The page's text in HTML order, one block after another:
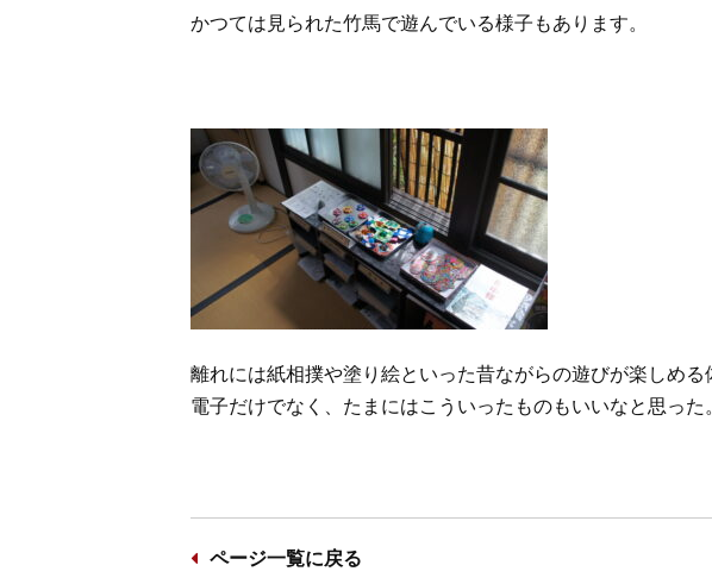
かつては見られた竹馬で遊んでいる様子もあります。
離れには紙相撲や塗り絵といった昔ながらの遊びが楽しめる
電子だけでなく、たまにはこういったものもいいなと思った。
ページ一覧に戻る